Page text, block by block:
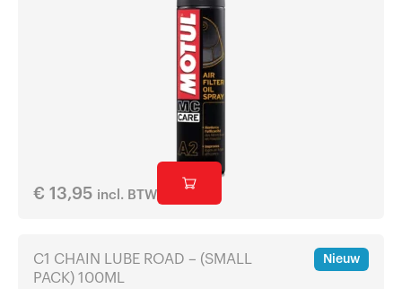
€ 13,95 incl. BTW
Nieuw
C1 CHAIN LUBE ROAD – (SMALL
PACK) 100ML